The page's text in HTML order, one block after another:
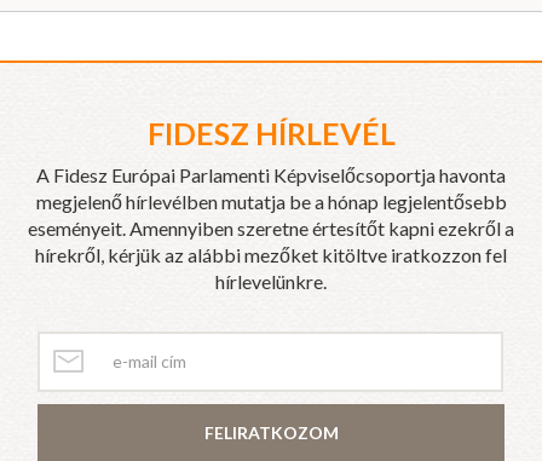
FIDESZ HÍRLEVÉL
A Fidesz Európai Parlamenti Képviselőcsoportja havonta
megjelenő hírlevélben mutatja be a hónap legjelentősebb
eseményeit. Amennyiben szeretne értesítőt kapni ezekről a
hírekről, kérjük az alábbi mezőket kitöltve iratkozzon fel
hírlevelünkre.
FELIRATKOZOM